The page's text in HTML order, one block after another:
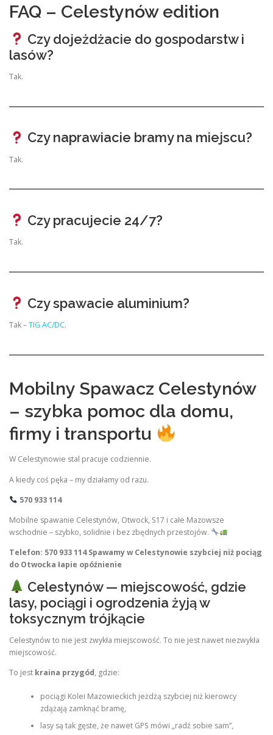
FAQ – Celestynów edition
Czy dojeżdżacie do gospodarstw i
lasów?
Tak.
Czy naprawiacie bramy na miejscu?
Tak.
Czy pracujecie 24/7?
Tak.
Czy spawacie aluminium?
Tak –TIG AC/DC.
Mobilny Spawacz Celestynów
– szybka pomoc dla domu,
firmy i transportu
W Celestynowie stal pracuje codziennie.
A kiedy coś pęka – my działamy od razu.
570 933 114
Mobilne spawanie Celestynów, Otwock, S17 i całe Mazowsze
wschodnie – szybko, solidnie i bez zbędnych przestojów.
Telefon: 570 933 114 Spawamy w Celestynowie szybciej niż pociąg
do Otwocka łapie opóźnienie
Celestynów — miejscowość, gdzie
lasy, pociągi i ogrodzenia żyją w
toksycznym trójkącie
Celestynów to nie jest zwykła miejscowość. To nie jest nawet niezwykła
miejscowość.
To jest kraina przygód, gdzie:
pociągi Kolei Mazowieckich jeżdżą szybciej niż kierowcy
zdążają zamknąć bramę,
lasy są tak gęste, że nawet GPS mówi „radź sobie sam”,